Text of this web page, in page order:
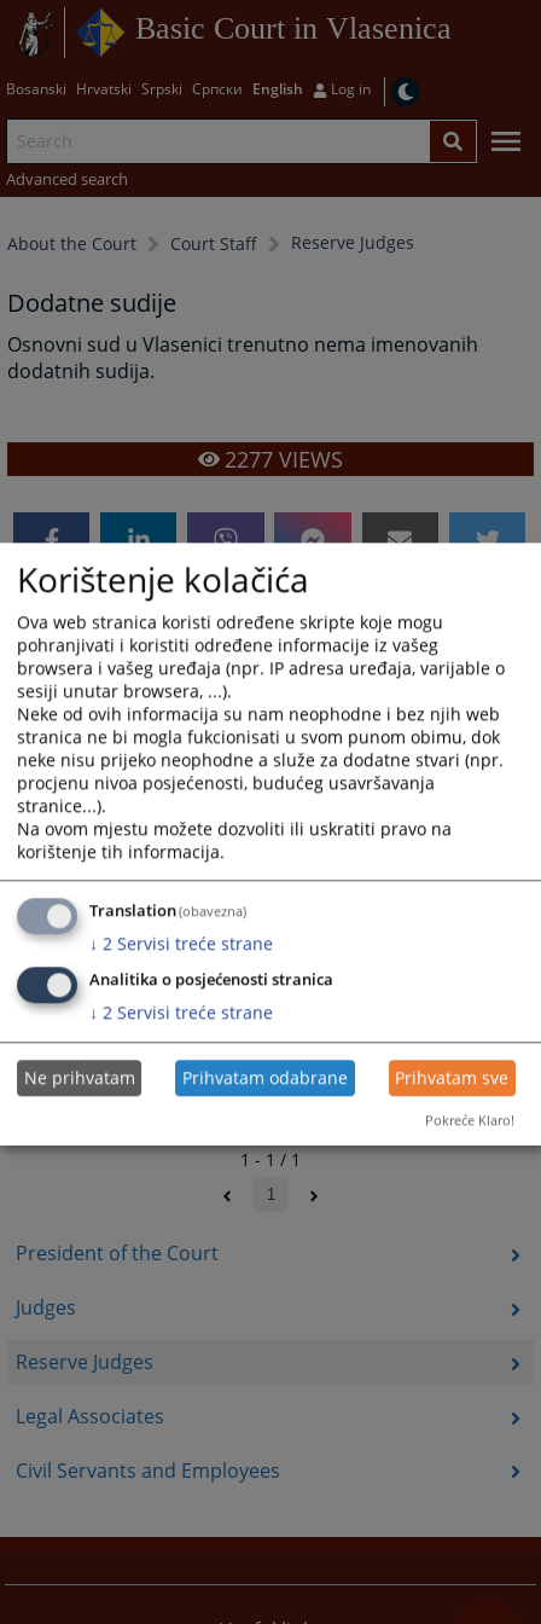
Basic Court in Vlasenica
Bosanski Hrvatski Srpski Српски English Log in
Advanced search
About the Court Court Staff Reserve Judges
President of the Court
Judges
Reserve Judges
Legal Associates
Civil Servants and Employees
Dodatne sudije
Osnovni sud u Vlasenici trenutno nema imenovanih
dodatnih sudija.
2277 VIEWS
1 - 1 / 1
1
Korištenje kolačića
Ova web stranica koristi određene skripte koje mogu
pohranjivati i koristiti određene informacije iz vašeg
browsera i vašeg uređaja (npr. IP adresa uređaja, varijable o
sesiji unutar browsera, ...).
Neke od ovih informacija su nam neophodne i bez njih web
stranica ne bi mogla fukcionisati u svom punom obimu, dok
neke nisu prijeko neophodne a služe za dodatne stvari (npr.
procjenu nivoa posjećenosti, budućeg usavršavanja
stranice...).
Na ovom mjestu možete dozvoliti ili uskratiti pravo na
korištenje tih informacija.
Translation(obavezna)
↓ 2 Servisi treće strane
Analitika o posjećenosti stranica
↓ 2 Servisi treće strane
Ne prihvatam Prihvatam odabrane Prihvatam sve
Pokreće Klaro!